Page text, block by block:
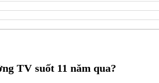
TV suốt 11 năm qua?